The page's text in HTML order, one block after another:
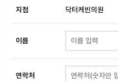
지점 닥터케빈의원
이름
연락처